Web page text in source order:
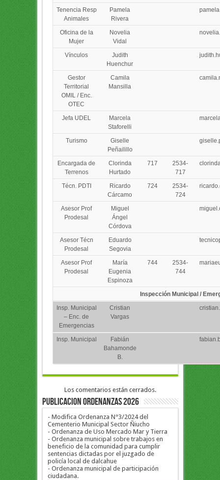
Tenencia Resp
Animales
Pamela
Rivera
Oficina de la
Mujer
Novelia
Vidal
Vínculos
Judith
Huenchur
Gestor
Territorial
OMIL / Enc.
OTEC
Camila
Mansilla
Jefa UDEL
Marcela
Staforelli
Turismo
Giselle
Peñailillo
Encargada de
Terrenos
Clorinda
Hurtado
717
2534-
717
Técn. PDTI
Ricardo
Cárcamo
724
2534-
724
Asesor Prof
Prodesal
Miguel
Ángel
Córdova
Asesor Técn
Prodesal
Eduardo
Segovia
Asesor Prof
Prodesal
María
Eugenia
Espinoza
744
2534-
744
Inspección Municipal /
Insp. Municipal
– Enc. de
Emergencias
Cristian
Vargas
Insp. Municipal
Fabián
Bahamonde
B.
Los comentarios están cerrados.
PUBLICACION ORDENANZAS 2026
- Modifica Ordenanza N°3/2024 del
Cementerio Municipal Sector Ñiucho
- Ordenanza de Uso Mercado Mar y Tierra
- Ordenanza municipal sobre trabajos en
beneficio de la comunidad para cumplir
sentencias dictadas por el juzgado de
policía local de dalcahue
- Ordenanza municipal de participación
ciudadana.